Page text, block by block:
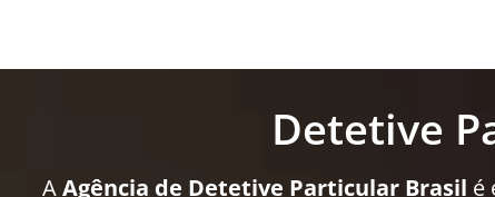
Detetive
AAgência de Detetive Particular Brasil é